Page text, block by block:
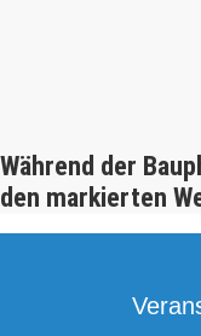
Während der
den markierten